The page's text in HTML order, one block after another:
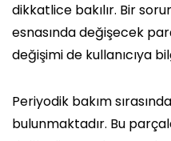
dikkatlice bakılır. Bir
esnasında değişecek
değişimi de kullanıcıya
Periyodik bakım
bulunmaktadır. Bu